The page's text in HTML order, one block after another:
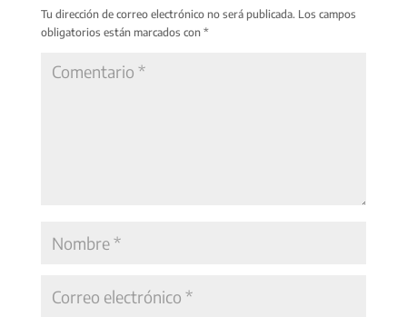
Tu dirección de correo electrónico no será publicada. Los campos
obligatorios están marcados con *